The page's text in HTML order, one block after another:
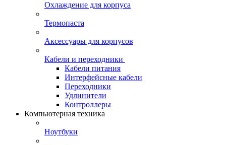
Охлаждение для корпуса
Термопаста
Аксессуары для корпусов
Кабели и переходники
Кабели питания
Интерфейсные кабели
Переходники
Удлинители
Контроллеры
Компьютерная техника
Ноутбуки